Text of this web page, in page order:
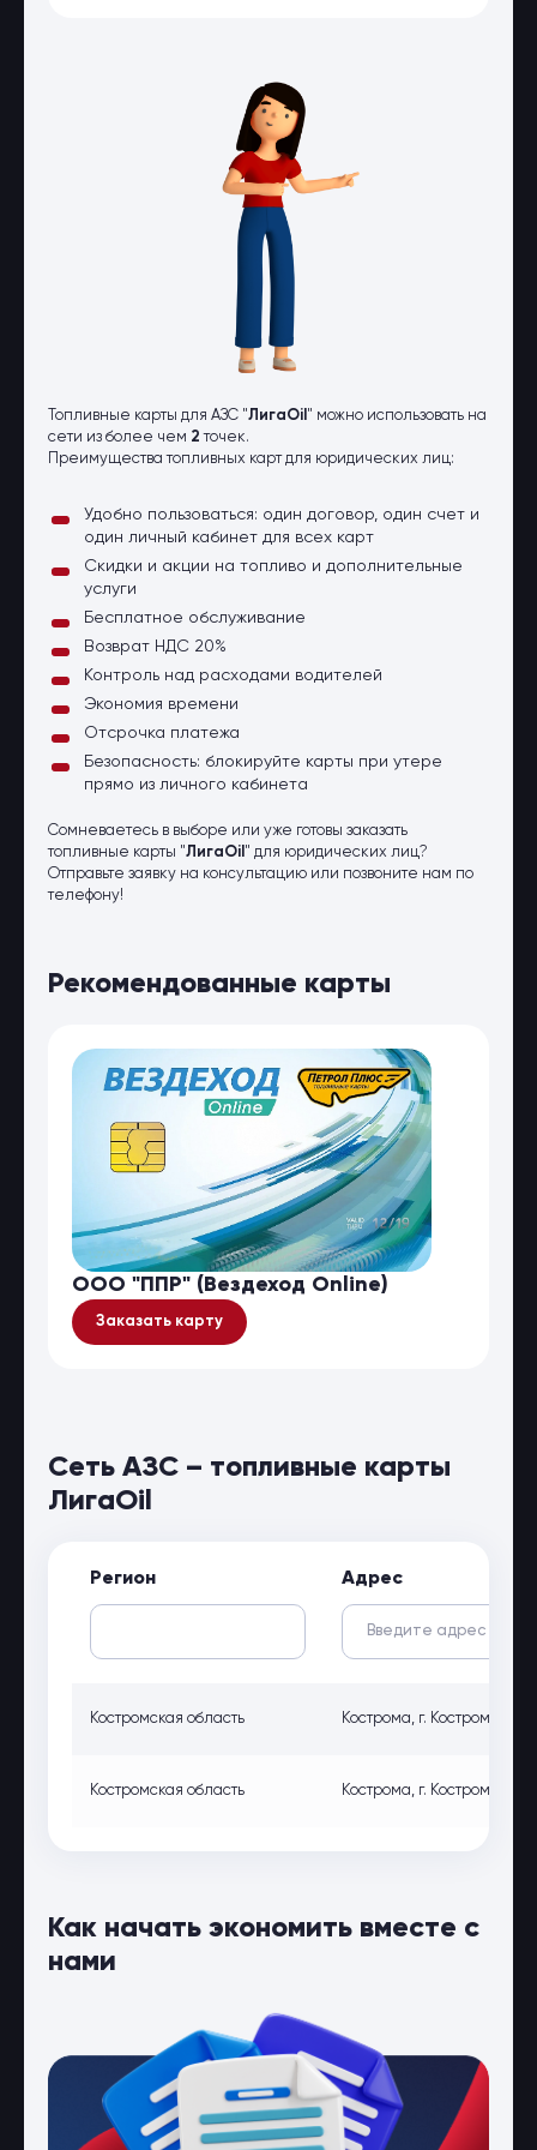
Топливные карты для АЗС "ЛигаOil " можно использовать на
сети из более чем 2 точек.
Преимущества топливных карт для юридических лиц:
Удобно пользоваться: один договор, один счет и
один личный кабинет для всех карт
Скидки и акции на топливо и дополнительные
услуги
Бесплатное обслуживание
Возврат НДС 20%
Контроль над расходами водителей
Экономия времени
Отсрочка платежа
Безопасность: блокируйте карты при утере
прямо из личного кабинета
Сомневаетесь в выборе или уже готовы заказать
топливные карты "ЛигаOil " для юридических лиц?
Отправьте заявку на консультацию или позвоните нам по
телефону!
Рекомендованные карты
ООО "ППР" (Вездеход Online)
Заказать карту
Сеть АЗС – топливные карты
ЛигаOil
Регион Адрес
Костромская область Кострома, г. Кострома ул.
Костромская область Кострома, г. Кострома ул.
Как начать экономить вместе с
нами
Страхование физических лиц
Страхование юридических лиц
Страховые компании
Электронные перевозочные